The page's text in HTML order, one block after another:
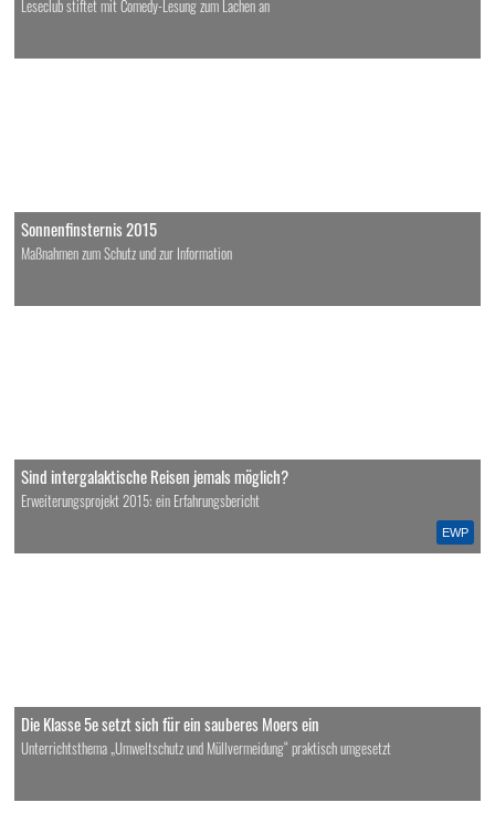
Leseclub stiftet mit Comedy-Lesung zum Lachen an
Sonnenfinsternis 2015
Maßnahmen zum Schutz und zur Information
EWP
Sind intergalaktische Reisen jemals möglich?
Erweiterungsprojekt 2015: ein Erfahrungsbericht
Die Klasse 5e setzt sich für ein sauberes Moers ein
Unterrichtsthema „Umweltschutz und Müllvermeidung“ praktisch umgesetzt